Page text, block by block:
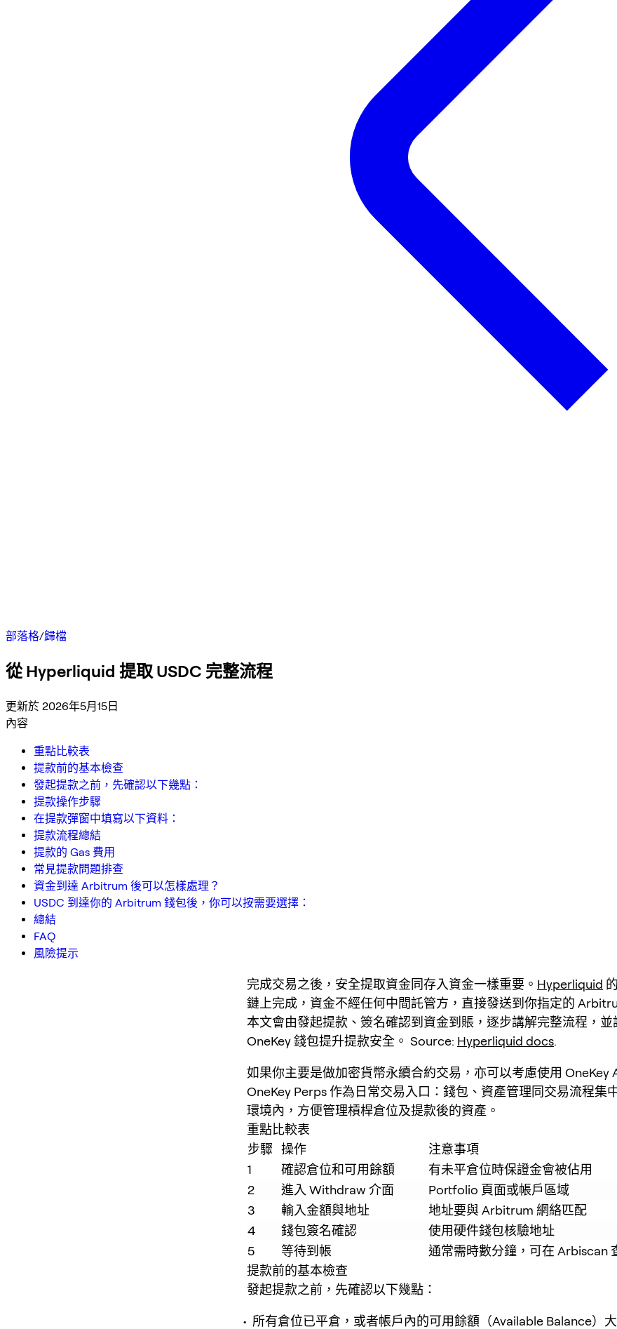
部落格/歸檔
從 Hyperliquid 提取 USDC 完整流程
更新於 2026年5月15日
內容
重點比較表
提款前的基本檢查
發起提款之前，先確認以下幾點：
提款操作步驟
在提款彈窗中填寫以下資料：
提款流程總結
提款的 Gas 費用
常見提款問題排查
資金到達 Arbitrum 後可以怎樣處理？
USDC 到達你的 Arbitrum 錢包後，你可以按需要選擇：
總結
FAQ
風險提示
完成交易之後，安全提取資金同存入資金一樣重要。 Hyperliquid
鏈上完成，資金不經任何中間託管方，直接發送到你指定的
本文會由發起提款、簽名確認到資金到賬，逐步講解完整流程，並
OneKey 錢包提升提款安全。 Source: Hyperliquid docs.
如果你主要是做加密貨幣永續合約交易，亦可以考慮使用 OneKey
OneKey Perps 作為日常交易入口：錢包、資產管理同交易流程集
環境內，方便管理槓桿倉位及提款後的資產。
重點比較表
步驟
操作
注意事項
1
確認倉位和可用餘額
有未平倉位時保證金會被佔用
2
進入 Withdraw 介面
Portfolio 頁面或帳戶區域
3
輸入金額與地址
地址要與 Arbitrum 網絡匹配
4
錢包簽名確認
使用硬件錢包核驗地址
5
等待到帳
通常需時數分鐘，可在 Arbiscan
提款前的基本檢查
發起提款之前，先確認以下幾點：
所有倉位已平倉，或者帳戶內的可用餘額（Available Balance）